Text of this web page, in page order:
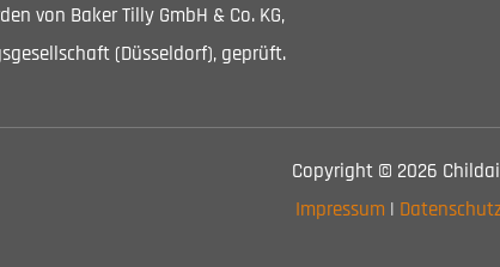
von Baker Tilly GmbH & Co. KG,
(Düsseldorf), geprüft.
Copyright © 2026
Impressum |